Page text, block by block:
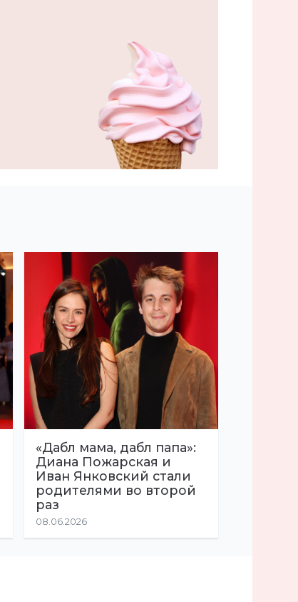
«Дабл мама, дабл папа»:
Диана Пожарская и
Иван Янковский стали
родителями во второй
раз
08.06.2026